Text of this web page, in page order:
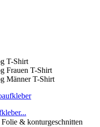
& konturgeschnitten